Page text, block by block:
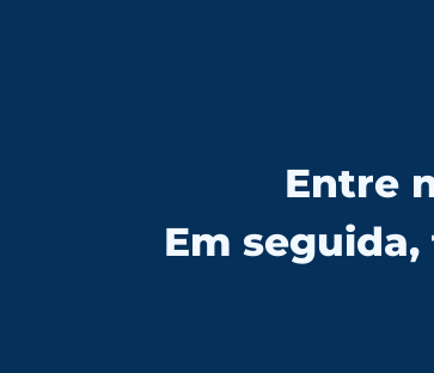
Entre
Em seguida,